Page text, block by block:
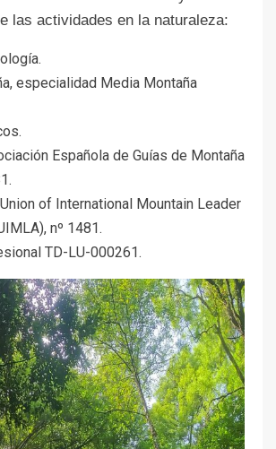
las actividades en la naturaleza:
especialidad Media Montaña
Española de Guías de Montaña
of International Mountain Leader
nº 1481.
TD-LU-000261.